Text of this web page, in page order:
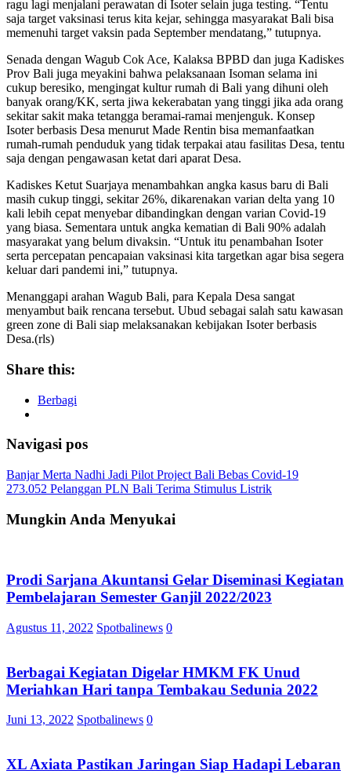
ragu lagi menjalani perawatan di Isoter selain juga testing. “Tentu
saja target vaksinasi terus kita kejar, sehingga masyarakat Bali bisa
memenuhi target vaksin pada September mendatang,” tutupnya.
Senada dengan Wagub Cok Ace, Kalaksa BPBD dan juga Kadiskes
Prov Bali juga meyakini bahwa pelaksanaan Isoman selama ini
cukup beresiko, mengingat kultur rumah di Bali yang dihuni oleh
banyak orang/KK, serta jiwa kekerabatan yang tinggi jika ada orang
sekitar sakit maka tetangga beramai-ramai menjenguk. Konsep
Isoter berbasis Desa menurut Made Rentin bisa memanfaatkan
rumah-rumah penduduk yang tidak terpakai atau fasilitas Desa, tentu
saja dengan pengawasan ketat dari aparat Desa.
Kadiskes Ketut Suarjaya menambahkan angka kasus baru di Bali
masih cukup tinggi, sekitar 26%, dikarenakan varian delta yang 10
kali lebih cepat menyebar dibandingkan dengan varian Covid-19
yang biasa. Sementara untuk angka kematian di Bali 90% adalah
masyarakat yang belum divaksin. “Untuk itu penambahan Isoter
serta percepatan pencapaian vaksinasi kita targetkan agar bisa segera
keluar dari pandemi ini,” tutupnya.
Menanggapi arahan Wagub Bali, para Kepala Desa sangat
menyambut baik rencana tersebut. Ubud sebagai salah satu kawasan
green zone di Bali siap melaksanakan kebijakan Isoter berbasis
Desa.(rls)
Share this:
Berbagi
Navigasi pos
Banjar Merta Nadhi Jadi Pilot Project Bali Bebas Covid-19
273.052 Pelanggan PLN Bali Terima Stimulus Listrik
Mungkin Anda Menyukai
Prodi Sarjana Akuntansi Gelar Diseminasi Kegiatan
Pembelajaran Semester Ganjil 2022/2023
Agustus 11, 2022 Spotbalinews 0
Berbagai Kegiatan Digelar HMKM FK Unud
Meriahkan Hari tanpa Tembakau Sedunia 2022
Juni 13, 2022 Spotbalinews 0
XL Axiata Pastikan Jaringan Siap Hadapi Lebaran